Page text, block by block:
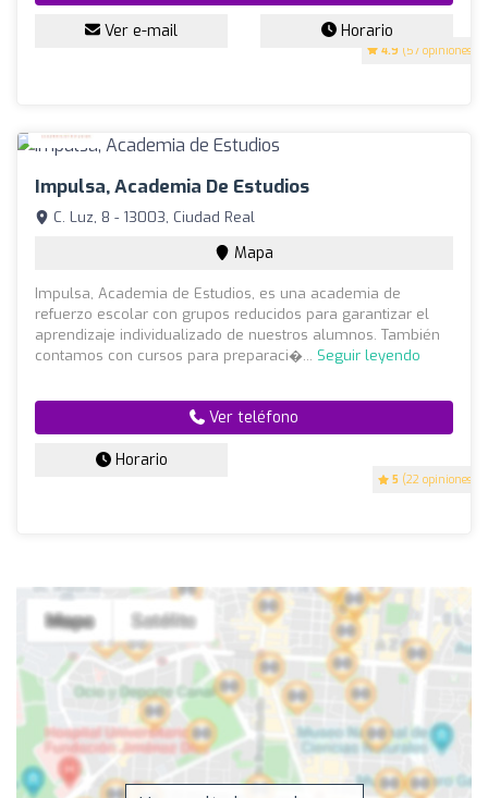
4.9 (57 opiniones)
Ver e-mail Horario
Impulsa, Academia De Estudios
5 (22 opiniones)
C. Luz, 8 - 13003, Ciudad Real
Mapa
Impulsa, Academia de Estudios, es una academia de
refuerzo escolar con grupos reducidos para garantizar el
aprendizaje individualizado de nuestros alumnos. También
contamos con cursos para preparaci�... Seguir leyendo
Ver teléfono
Horario